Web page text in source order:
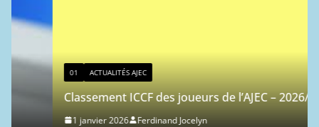
ACTUALITÉS AJEC
Classement ICCF des joueurs de l’AJEC – 2026/1
1 janvier 2026 Ferdinand Jocelyn